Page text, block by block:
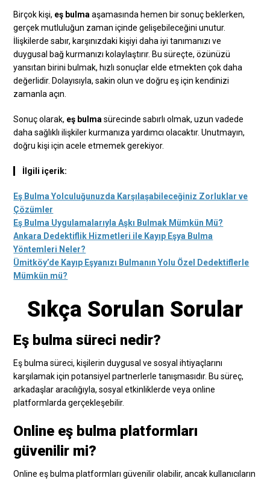
Birçok kişi, eş bulma aşamasında hemen bir sonuç beklerken,
gerçek mutluluğun zaman içinde gelişebileceğini unutur.
İlişkilerde sabır, karşınızdaki kişiyi daha iyi tanımanızı ve
duygusal bağ kurmanızı kolaylaştırır. Bu süreçte, özünüzü
yansıtan birini bulmak, hızlı sonuçlar elde etmekten çok daha
değerlidir. Dolayısıyla, sakin olun ve doğru eş için kendinizi
zamanla açın.
Sonuç olarak, eş bulma sürecinde sabırlı olmak, uzun vadede
daha sağlıklı ilişkiler kurmanıza yardımcı olacaktır. Unutmayın,
doğru kişi için acele etmemek gerekiyor.
İlgili içerik:
Eş Bulma Yolculuğunuzda Karşılaşabileceğiniz Zorluklar ve
Çözümler
Eş Bulma Uygulamalarıyla Aşkı Bulmak Mümkün Mü?
Ankara Dedektiflik Hizmetleri ile Kayıp Eşya Bulma
Yöntemleri Neler?
Ümitköy’de Kayıp Eşyanızı Bulmanın Yolu Özel Dedektiflerle
Mümkün mü?
Sıkça Sorulan Sorular
Eş bulma süreci nedir?
Eş bulma süreci, kişilerin duygusal ve sosyal ihtiyaçlarını
karşılamak için potansiyel partnerlerle tanışmasıdır. Bu süreç,
arkadaşlar aracılığıyla, sosyal etkinliklerde veya online
platformlarda gerçekleşebilir.
Online eş bulma platformları
güvenilir mi?
Online eş bulma platformları güvenilir olabilir, ancak kullanıcıların